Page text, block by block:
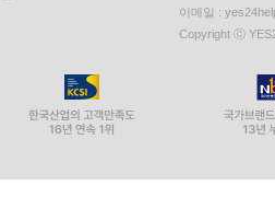
이메일 :
Copyright ⓒ